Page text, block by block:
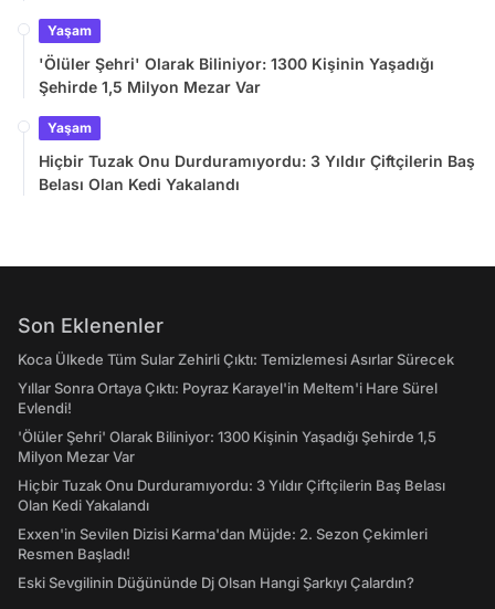
Yaşam
'Ölüler Şehri' Olarak Biliniyor: 1300 Kişinin Yaşadığı
Şehirde 1,5 Milyon Mezar Var
Yaşam
Hiçbir Tuzak Onu Durduramıyordu: 3 Yıldır Çiftçilerin Baş
Belası Olan Kedi Yakalandı
Son Eklenenler
Koca Ülkede Tüm Sular Zehirli Çıktı: Temizlemesi Asırlar Sürecek
Yıllar Sonra Ortaya Çıktı: Poyraz Karayel'in Meltem'i Hare Sürel
Evlendi!
'Ölüler Şehri' Olarak Biliniyor: 1300 Kişinin Yaşadığı Şehirde 1,5
Milyon Mezar Var
Hiçbir Tuzak Onu Durduramıyordu: 3 Yıldır Çiftçilerin Baş Belası
Olan Kedi Yakalandı
Exxen'in Sevilen Dizisi Karma'dan Müjde: 2. Sezon Çekimleri
Resmen Başladı!
Eski Sevgilinin Düğününde Dj Olsan Hangi Şarkıyı Çalardın?